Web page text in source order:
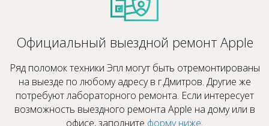
Официальный выездной ремонт Apple
Ряд поломок техники Эпл могут быть отремонтированы
на выезде по любому адресу в г.Дмитров. Другие же
потребуют лабораторного ремонта. Если интересует
возможность выездного ремонта Apple на дому или в
офисе, заполните форму ниже.